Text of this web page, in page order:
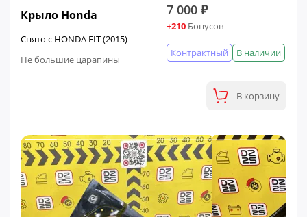
Крыло Honda
Снято с HONDA FIT (2015)
Не большие царапины
7 000 ₽
+210 Бонусов
В наличии
Контрактный
В корзину